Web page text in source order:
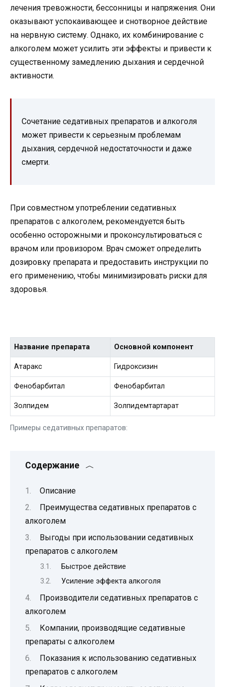
лечения тревожности, бессонницы и напряжения. Они
оказывают успокаивающее и снотворное действие
на нервную систему. Однако, их комбинирование с
алкоголем может усилить эти эффекты и привести к
существенному замедлению дыхания и сердечной
активности.
Сочетание седативных препаратов и алкоголя
может привести к серьезным проблемам
дыхания, сердечной недостаточности и даже
смерти.
При совместном употреблении седативных
препаратов с алкоголем, рекомендуется быть
особенно осторожными и проконсультироваться с
врачом или провизором. Врач сможет определить
дозировку препарата и предоставить инструкции по
его применению, чтобы минимизировать риски для
здоровья.
Примеры седативных препаратов:
Название препарата Основной компонент
Атаракс Гидроксизин
Фенобарбитал Фенобарбитал
Золпидем Золпидемтартарат
Содержание
Описание
Преимущества седативных препаратов с
алкоголем
Выгоды при использовании седативных
препаратов с алкоголем
Быстрое действие
Усиление эффекта алкоголя
Производители седативных препаратов с
алкоголем
Компании, производящие седативные
препараты с алкоголем
Показания к использованию седативных
препаратов с алкоголем